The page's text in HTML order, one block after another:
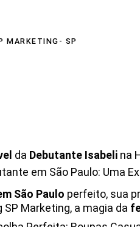
MARKETING- SP
da Debutante Isabelina
em São Paulo: Uma
São Paulo perfeito, sua
Marketing, a magia da